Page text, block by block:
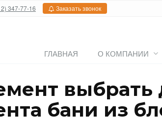
347-77-16 Заказать звонок
ГЛАВНАЯ О КОМПАНИИ
выбрать
бани из